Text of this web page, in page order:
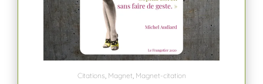
Citations, Magnet, Magnet-citation